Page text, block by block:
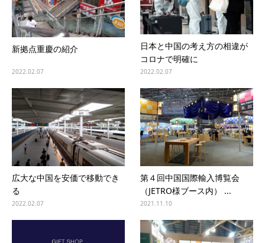
新拠点重慶の紹介
2022.02.07
日本と中国の考え方の相違が
コロナで明確に
2022.02.07
広大な中国を安価で移動でき
る
2022.02.07
第４回中国国際輸入博覧会
（JETRO様ブース内） ...
2021.11.10